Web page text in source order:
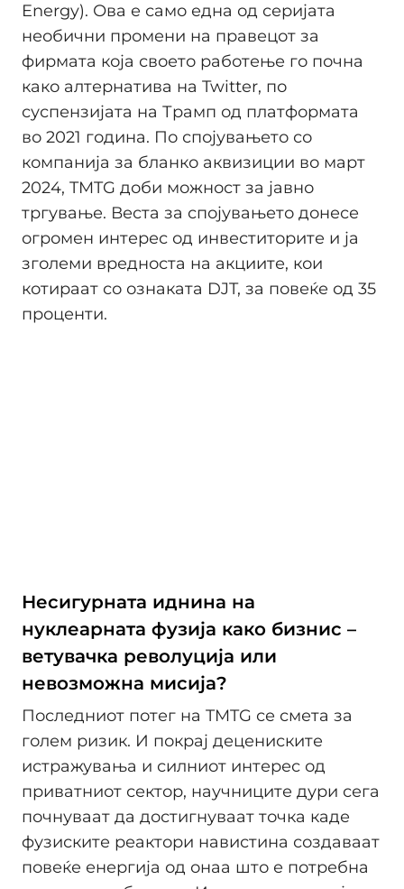
Energy). Ова е само една од серијата
необични промени на правецот за
фирмата која своето работење го почна
како алтернатива на Twitter, по
суспензијата на Трамп од платформата
во 2021 година. По спојувањето со
компанија за бланко аквизиции во март
2024, TMTG доби можност за јавно
тргување. Веста за спојувањето донесе
огромен интерес од инвеститорите и ја
зголеми вредноста на акциите, кои
котираат со ознаката DJT, за повеќе од 35
проценти.
Несигурната иднина на
нуклеарната фузија како бизнис –
ветувачка револуција или
невозможна мисија?
Последниот потег на TMTG се смета за
голем ризик. И покрај децениските
истражувања и силниот интерес од
приватниот сектор, научниците дури сега
почнуваат да достигнуваат точка каде
фузиските реактори навистина создаваат
повеќе енергија од онаа што е потребна